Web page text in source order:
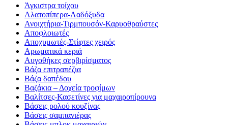
Άγκιστρα τοίχου
Αλατοπίπερα-Λαδόξυδα
Ανοιχτήρια-Τιρμπουσόν-Καρυοθραύστες
Αποφλοιωτές
Αποχυμωτές-Στίφτες χειρός
Αρωματικά κεριά
Αυγοθήκες σερβιρίσματος
Βάζα επιτραπέζια
Βάζα δαπέδου
Βαζάκια – Δοχεία τροφίμων
Βαλίτσες-Κασετίνες για μαχαιροπίρουνα
Βάσεις ρολού κουζίνας
Βάσεις σαμπανιέρας